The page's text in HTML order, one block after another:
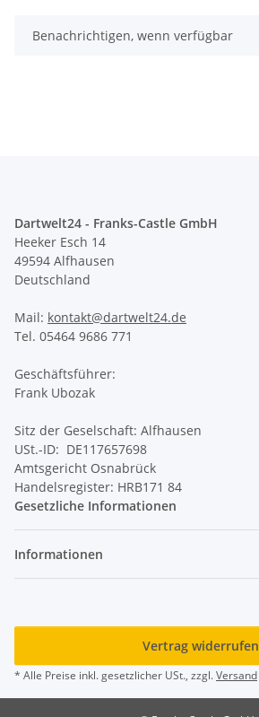
Benachrichtigen, wenn verfügbar
Dartwelt24 - Franks-Castle GmbH
Heeker Esch 14
49594 Alfhausen
Deutschland
Mail: kontakt@dartwelt24.de
Tel. 05464 9686 771
Geschäftsführer:
Frank Ubozak
Sitz der Geselschaft: Alfhausen
USt.-ID: DE117657698
Amtsgericht Osnabrück
Handelsregister: HRB171 84
Gesetzliche Informationen
Informationen
Vertrag widerrufen
* Alle Preise inkl. gesetzlicher USt., zzgl.Versand